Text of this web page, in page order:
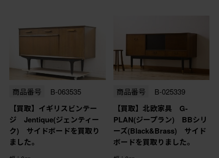
商品番号 B-063535
【買取】イギリスビンテー
ジ Jentique(ジェンティー
ク) サイドボードを買取り
ました。
商品番号 B-025339
【買取】北欧家具 G-
PLAN(ジープラン) BBシリ
ーズ(Black&Brass) サイド
ボードを買取りました。